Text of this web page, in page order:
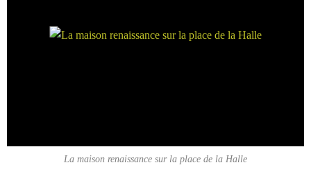
La maison renaissance sur la place de la Halle